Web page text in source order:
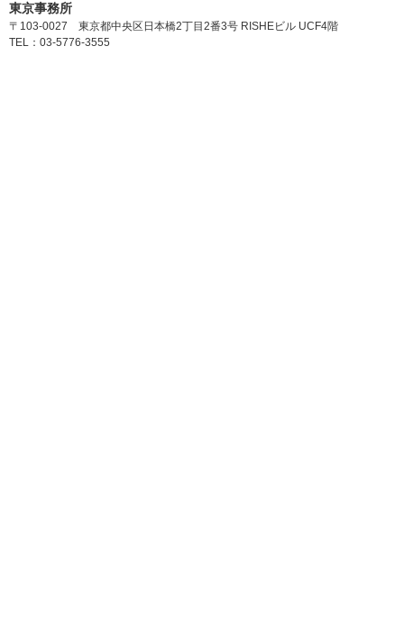
東京事務所
〒103-0027 東京都中央区日本橋2丁目2番3号 RISHEビル UCF4階
TEL：03-5776-3555